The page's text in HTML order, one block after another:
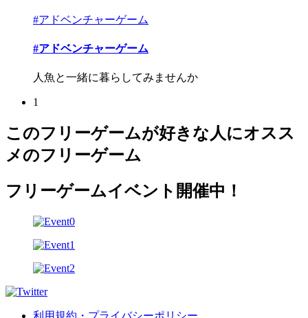
#アドベンチャーゲーム
#アドベンチャーゲーム
人魚と一緒に暮らしてみませんか
1
このフリーゲームが好きな人にオスス
メのフリーゲーム
フリーゲームイベント開催中！